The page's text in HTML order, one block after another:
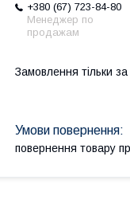
+380 (67) 723-84-80
Менеджер по
продажам
Замовлення тільки
повернення товару